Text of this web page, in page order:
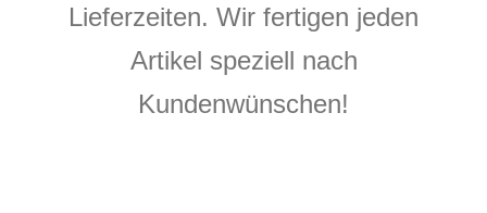
Lieferzeiten. Wir fertigen jeden
Artikel speziell nach
Kundenwünschen!